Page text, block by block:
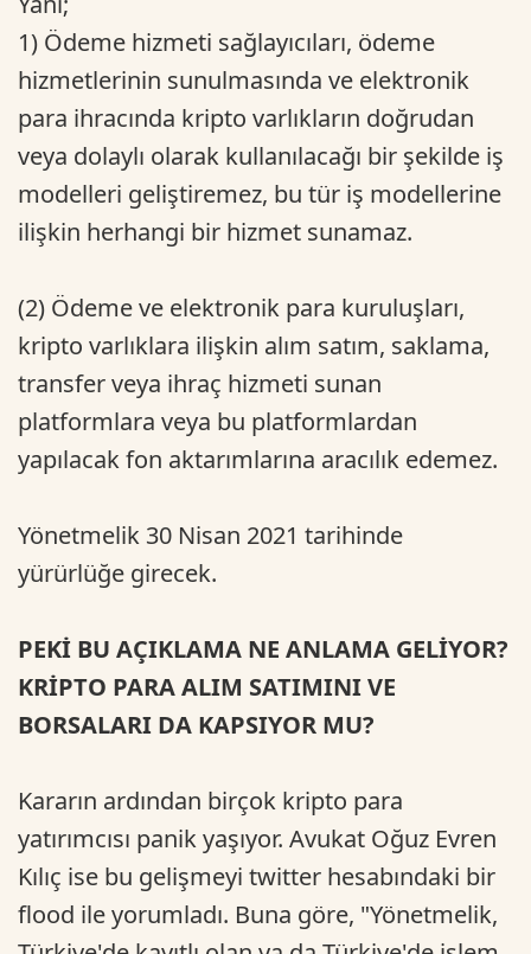
1) Ödeme hizmeti sağlayıcıları, ödeme
hizmetlerinin sunulmasında ve elektronik
para ihracında kripto varlıkların doğrudan
veya dolaylı olarak kullanılacağı bir şekilde iş
modelleri geliştiremez, bu tür iş modellerine
ilişkin herhangi bir hizmet sunamaz.
(2) Ödeme ve elektronik para kuruluşları,
kripto varlıklara ilişkin alım satım, saklama,
transfer veya ihraç hizmeti sunan
platformlara veya bu platformlardan
yapılacak fon aktarımlarına aracılık edemez.
Yönetmelik 30 Nisan 2021 tarihinde
yürürlüğe girecek.
PEKİ BU AÇIKLAMA NE ANLAMA GELİYOR?
KRİPTO PARA ALIM SATIMINI VE
BORSALARI DA KAPSIYOR MU?
Kararın ardından birçok kripto para
yatırımcısı panik yaşıyor. Avukat Oğuz Evren
Kılıç ise bu gelişmeyi twitter hesabındaki bir
flood ile yorumladı. Buna göre, "Yönetmelik,